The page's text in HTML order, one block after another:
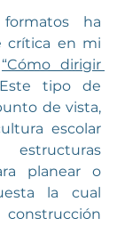
ha
crítica en mi
“Cómo dirigir
tipo de
de vista,
escolar
planear o
la cual